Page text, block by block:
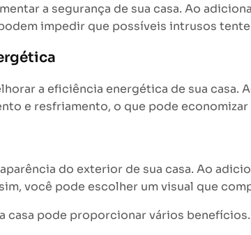
a segurança de sua casa. Ao
impedir que possíveis intrusos
a eficiência energética de sua
e resfriamento, o que pode
do exterior de sua casa. Ao
você pode escolher um visual que
casa pode proporcionar vários